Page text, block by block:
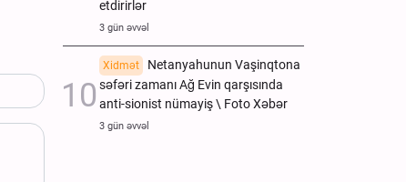
etdirirlər
3 gün əvvəl
Xidmət
Netanyahunun Vaşinqtona
səfəri zamanı Ağ Evin qarşısında
anti-sionist nümayiş \ Foto Xəbər
3 gün əvvəl